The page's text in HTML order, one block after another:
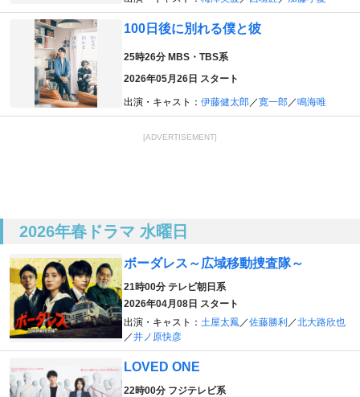
100日後に別れる僕と彼
25時26分 MBS・TBS系
2026年05月26日 スタート
出演・キャスト： 伊藤健太郎／寛一郎／鳴海唯
[ADVERTISEMENT]
2026年春ドラマ 水曜日
ボーダレス～広域移動捜査隊～
21時00分 テレビ朝日系
2026年04月08日 スタート
出演・キャスト： 土屋太鳳／佐藤勝利 ／北大路欣也
／井ノ原快彦
LOVED ONE
22時00分 フジテレビ系